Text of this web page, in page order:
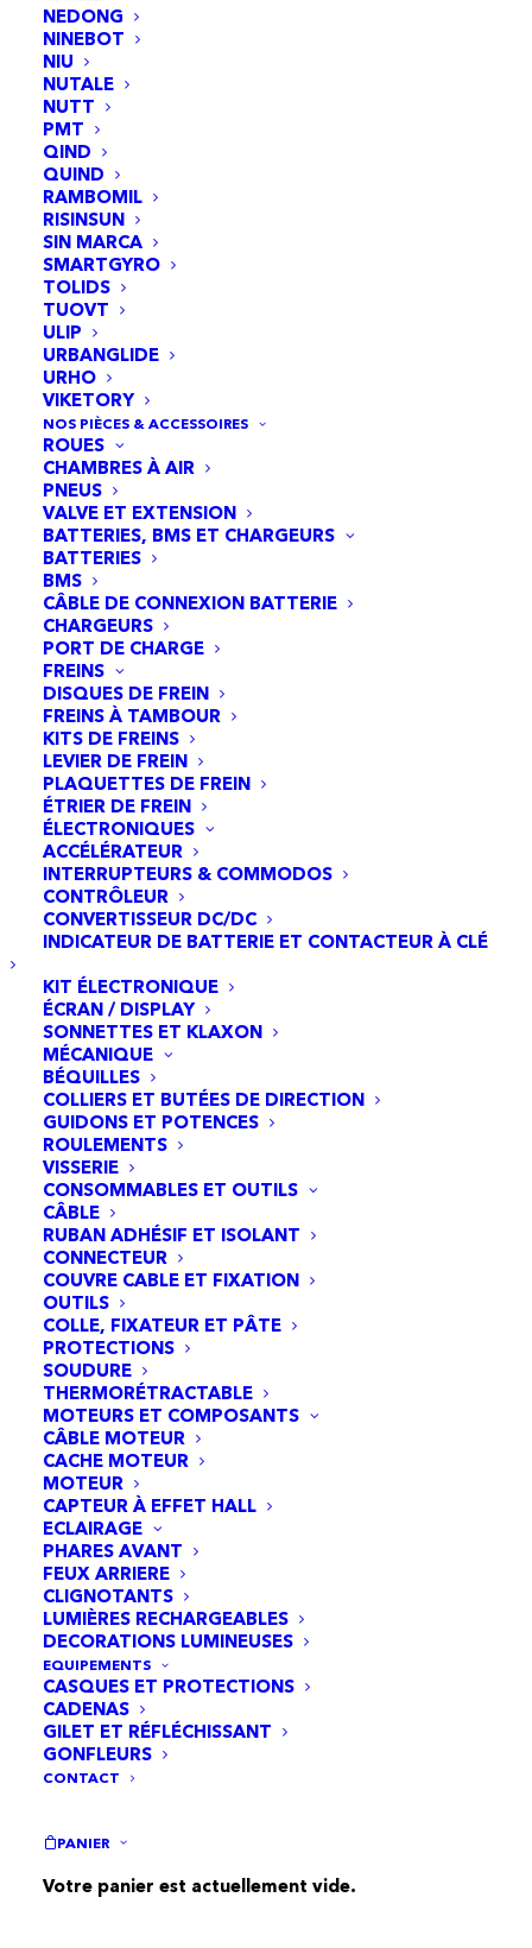
NEDONG
NINEBOT
NIU
NUTALE
NUTT
PMT
QIND
QUIND
RAMBOMIL
RISINSUN
SIN MARCA
SMARTGYRO
TOLIDS
TUOVT
ULIP
URBANGLIDE
URHO
VIKETORY
NOS PIÈCES & ACCESSOIRES
ROUES
CHAMBRES À AIR
PNEUS
VALVE ET EXTENSION
BATTERIES, BMS ET CHARGEURS
BATTERIES
BMS
CÂBLE DE CONNEXION BATTERIE
CHARGEURS
PORT DE CHARGE
FREINS
DISQUES DE FREIN
FREINS À TAMBOUR
KITS DE FREINS
LEVIER DE FREIN
PLAQUETTES DE FREIN
ÉTRIER DE FREIN
ÉLECTRONIQUES
ACCÉLÉRATEUR
INTERRUPTEURS & COMMODOS
CONTRÔLEUR
CONVERTISSEUR DC/DC
INDICATEUR DE BATTERIE ET CONTACTEUR À CLÉ
KIT ÉLECTRONIQUE
ÉCRAN / DISPLAY
SONNETTES ET KLAXON
MÉCANIQUE
BÉQUILLES
COLLIERS ET BUTÉES DE DIRECTION
GUIDONS ET POTENCES
ROULEMENTS
VISSERIE
CONSOMMABLES ET OUTILS
CÂBLE
RUBAN ADHÉSIF ET ISOLANT
CONNECTEUR
COUVRE CABLE ET FIXATION
OUTILS
COLLE, FIXATEUR ET PÂTE
PROTECTIONS
SOUDURE
THERMORÉTRACTABLE
MOTEURS ET COMPOSANTS
CÂBLE MOTEUR
CACHE MOTEUR
MOTEUR
CAPTEUR À EFFET HALL
ECLAIRAGE
PHARES AVANT
FEUX ARRIERE
CLIGNOTANTS
LUMIÈRES RECHARGEABLES
DECORATIONS LUMINEUSES
EQUIPEMENTS
CASQUES ET PROTECTIONS
CADENAS
GILET ET RÉFLÉCHISSANT
GONFLEURS
CONTACT
PANIER
Votre panier est actuellement vide.
Chambre à air 10x2,5 Black Cat - valve courbée
AJOUTER AU PANIER
Chambre à air 8,5x2 Black Cat - valve droite - 5pcs
AJOUTER AU PANIER
Chambre à air 8,5x2 VC 90x90 Black Cat - 5pcs
16,95 €
AJOUTER AU PANIER
22,95€